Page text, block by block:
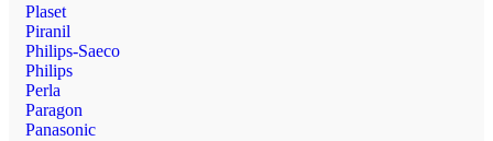
Plaset
Piranil
Philips-Saeco
Philips
Perla
Paragon
Panasonic